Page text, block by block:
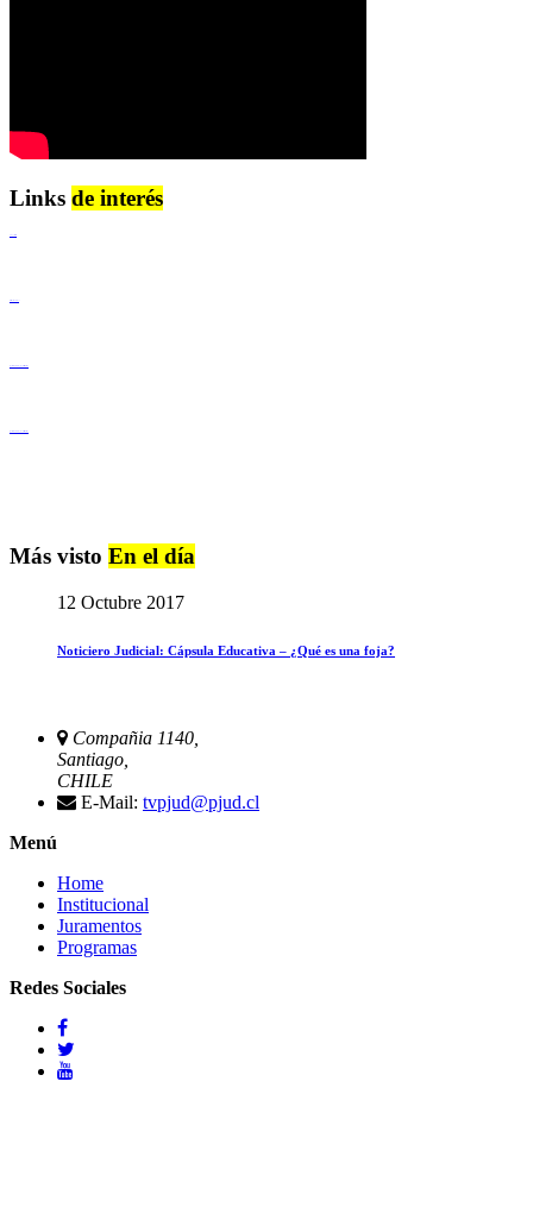
Links de interés
Más visto En el día
12 Octubre 2017
Noticiero Judicial: Cápsula Educativa – ¿Qué es una foja?
Compañia 1140,
Santiago,
CHILE
E-Mail: tvpjud@pjud.cl
Menú
Home
Institucional
Juramentos
Programas
Redes Sociales